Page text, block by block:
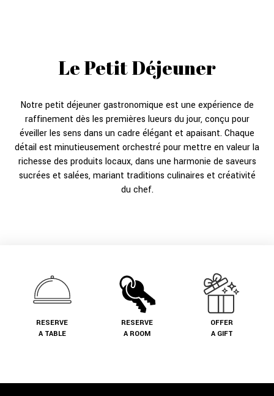
Le Petit Déjeuner
Notre petit déjeuner gastronomique est une expérience de
raffinement dès les premières lueurs du jour, conçu pour
éveiller les sens dans un cadre élégant et apaisant. Chaque
détail est minutieusement orchestré pour mettre en valeur la
richesse des produits locaux, dans une harmonie de saveurs
sucrées et salées, mariant traditions culinaires et créativité
du chef.
RESERVE
A TABLE
RESERVE
A ROOM
OFFER
A GIFT